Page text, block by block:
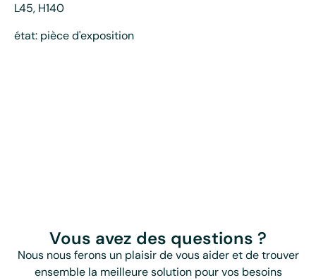
L45, H140
état: pièce d'exposition
Vous avez des questions ?
Nous nous ferons un plaisir de vous aider et de trouver
ensemble la meilleure solution pour vos besoins